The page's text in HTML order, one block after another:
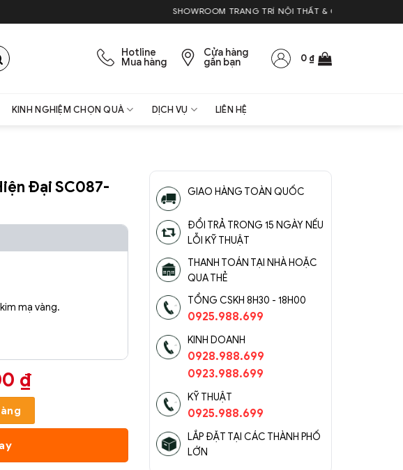
SHOWROOM TRANG TRÍ NỘI THẤT & QUÀ TẶNG
Hotline
Mua hàng
Cửa hàng
gần bạn 0 ₫
KINH NGHIỆM CHỌN QUÀ DỊCH VỤ LIÊN HỆ
Đại SC087-
mạ vàng.
₫.
₫Giá
hiện
tại
1.050.000 ₫.
ĐTHĐ số lượng
GIAO HÀNG TOÀN QUỐC
ĐỔI TRẢ TRONG 15 NGÀY NẾU
LỖI KỸ THUẬT
THANH TOÁN TẠI NHÀ HOẶC
QUA THẺ
TỔNG CSKH 8H30 - 18H00
0925.988.699
KINH DOANH
0928.988.699
0923.988.699
KỸ THUẬT
0925.988.699
LẮP ĐẶT TẠI CÁC THÀNH PHỐ
LỚN